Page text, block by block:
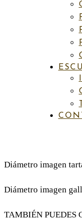
T315
€
Diámetro imagen
Diámetro imagen
TAMBIÉN PUEDES